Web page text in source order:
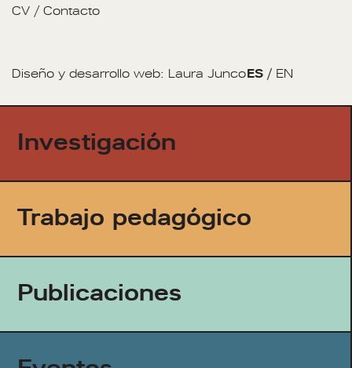
Investigación
Trabajo pedagógico
Publicaciones
CV / Contacto
Diseño y desarrollo web: Laura JuncoES / EN